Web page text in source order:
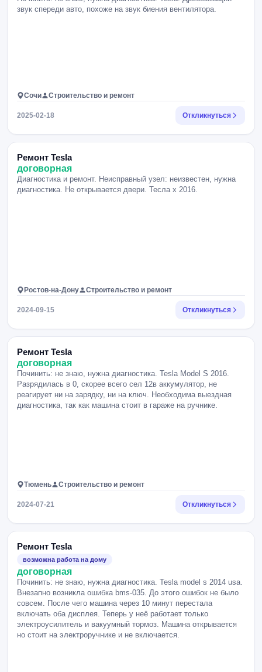
звук спереди авто, похоже на звук биения вентилятора.
Сочи Строительство и ремонт
2025-02-18 Откликнуться
Ремонт Tesla
договорная
Диагностика и ремонт. Неисправный узел: неизвестен, нужна
диагностика. Не открывается двери. Тесла х 2016.
Ростов-на-Дону Строительство и ремонт
2024-09-15 Откликнуться
Ремонт Tesla
договорная
Починить: не знаю, нужна диагностика. Tesla Model S 2016.
Разрядилась в 0, скорее всего сел 12в аккумулятор, не
реагирует ни на зарядку, ни на ключ. Необходима выездная
диагностика, так как машина стоит в гараже на ручнике.
Тюмень Строительство и ремонт
2024-07-21 Откликнуться
Ремонт Tesla
возможна работа на дому
договорная
Починить: не знаю, нужна диагностика. Tesla model s 2014 usa.
Внезапно возникла ошибка bms-035. До этого ошибок не было
совсем. После чего машина через 10 минут перестала
включать оба дисплея. Теперь у неё работает только
электроусилитель и вакуумный тормоз. Машина открывается
но стоит на электроручнике и не включается.